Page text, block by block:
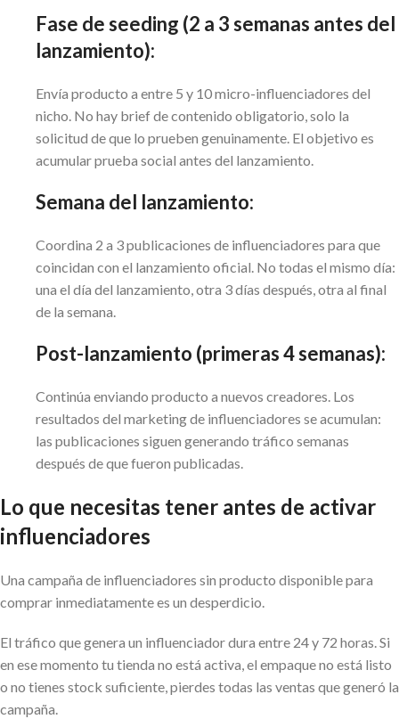
Fase de seeding (2 a 3 semanas antes del
lanzamiento):
Envía producto a entre 5 y 10 micro-influenciadores del
nicho. No hay brief de contenido obligatorio, solo la
solicitud de que lo prueben genuinamente. El objetivo es
acumular prueba social antes del lanzamiento.
Semana del lanzamiento:
Coordina 2 a 3 publicaciones de influenciadores para que
coincidan con el lanzamiento oficial. No todas el mismo día:
una el día del lanzamiento, otra 3 días después, otra al final
de la semana.
Post-lanzamiento (primeras 4 semanas):
Continúa enviando producto a nuevos creadores. Los
resultados del marketing de influenciadores se acumulan:
las publicaciones siguen generando tráfico semanas
después de que fueron publicadas.
Lo que necesitas tener antes de activar
influenciadores
Una campaña de influenciadores sin producto disponible para
comprar inmediatamente es un desperdicio.
El tráfico que genera un influenciador dura entre 24 y 72 horas. Si
en ese momento tu tienda no está activa, el empaque no está listo
o no tienes stock suficiente, pierdes todas las ventas que generó la
campaña.